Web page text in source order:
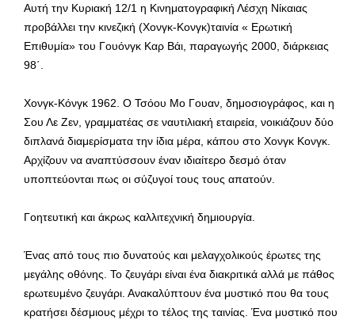
Αυτή την Κυριακή 12/1 η Κινηματογραφική Λέσχη Νίκαιας
προβάλλει την κινεζική (Χονγκ-Κονγκ)ταινία « Ερωτική
Επιθυμία» του Γουόνγκ Καρ Βάι, παραγωγής 2000, διάρκειας
98΄.
Χονγκ-Κόνγκ 1962. Ο Τσόου Μο Γουαν, δημοσιογράφος, και η
Σου Λε Ζεν, γραμματέας σε ναυτιλιακή εταιρεία, νοικιάζουν δύο
διπλανά διαμερίσματα την ίδια μέρα, κάπου στο Χονγκ Κονγκ.
Αρχίζουν να αναπτύσσουν έναν ιδιαίτερο δεσμό όταν
υποπτεύονται πως οι σύζυγοί τους τους απατούν.
Γοητευτική και άκρως καλλιτεχνική δημιουργία.
Ένας από τους πιο δυνατούς και μελαγχολικούς έρωτες της
μεγάλης οθόνης. Το ζευγάρι είναι ένα διακριτικά αλλά με πάθος
ερωτευμένο ζευγάρι. Ανακαλύπτουν ένα μυστικό που θα τους
κρατήσει δέσμιους μέχρι το τέλος της ταινίας. Ένα μυστικό που